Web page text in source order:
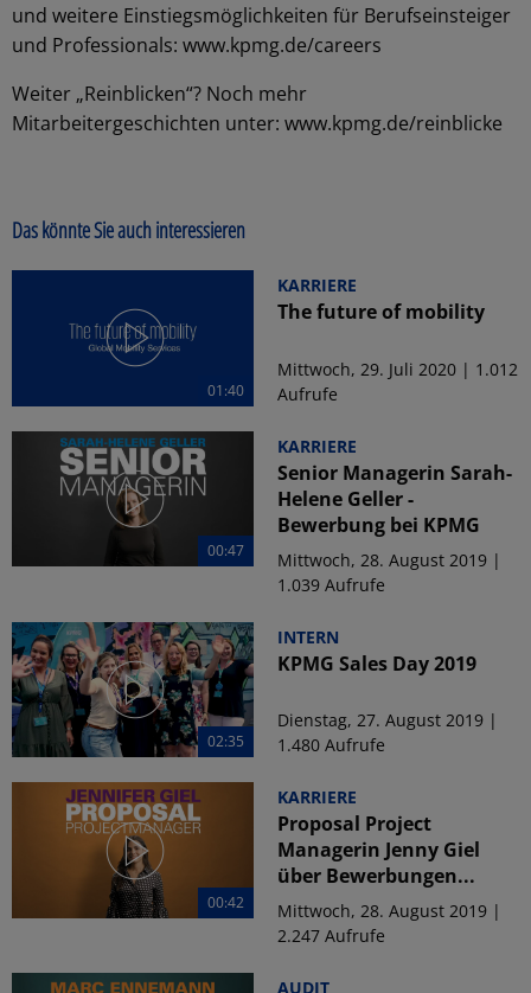
und weitere Einstiegsmöglichkeiten für Berufseinsteiger
und Professionals: www.kpmg.de/careers
Weiter „Reinblicken“? Noch mehr
Mitarbeitergeschichten unter: www.kpmg.de/reinblicke
Das könnte Sie auch interessieren
01:40
KARRIERE
The future of mobility
Mittwoch, 29. Juli 2020 | 1.012
Aufrufe
00:47
KARRIERE
Senior Managerin Sarah-
Helene Geller -
Bewerbung bei KPMG
Mittwoch, 28. August 2019 |
1.039 Aufrufe
02:35
INTERN
KPMG Sales Day 2019
Dienstag, 27. August 2019 |
1.480 Aufrufe
00:42
KARRIERE
Proposal Project
Managerin Jenny Giel
über Bewerbungen...
Mittwoch, 28. August 2019 |
2.247 Aufrufe
AUDIT